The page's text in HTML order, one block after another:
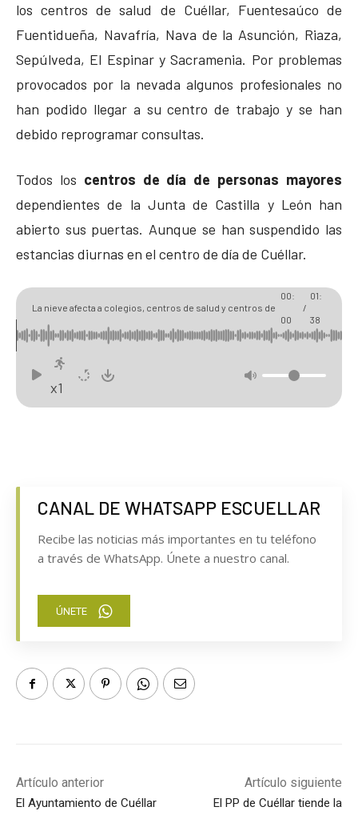
los centros de salud de Cuéllar, Fuentesaúco de
Fuentidueña, Navafría, Nava de la Asunción, Riaza,
Sepúlveda, El Espinar y Sacramenia. Por problemas
provocados por la nevada algunos profesionales no
han podido llegar a su centro de trabajo y se han
debido reprogramar consultas.
Todos los centros de día de personas mayores
dependientes de la Junta de Castilla y León han
abierto sus puertas. Aunque se han suspendido las
estancias diurnas en el centro de día de Cuéllar.
La nieve afecta a colegios, centros de salud y centros de
día de la comarca
00:
00
/
01:
38
x1
CANAL DE WHATSAPP ESCUELLAR
Recibe las noticias más importantes en tu teléfono
a través de WhatsApp. Únete a nuestro canal.
ÚNETE
Artículo anterior
El Ayuntamiento de Cuéllar
Artículo siguiente
El PP de Cuéllar tiende la